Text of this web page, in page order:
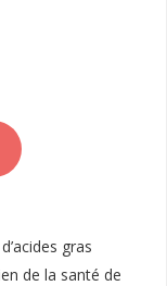
gras
de la santé de